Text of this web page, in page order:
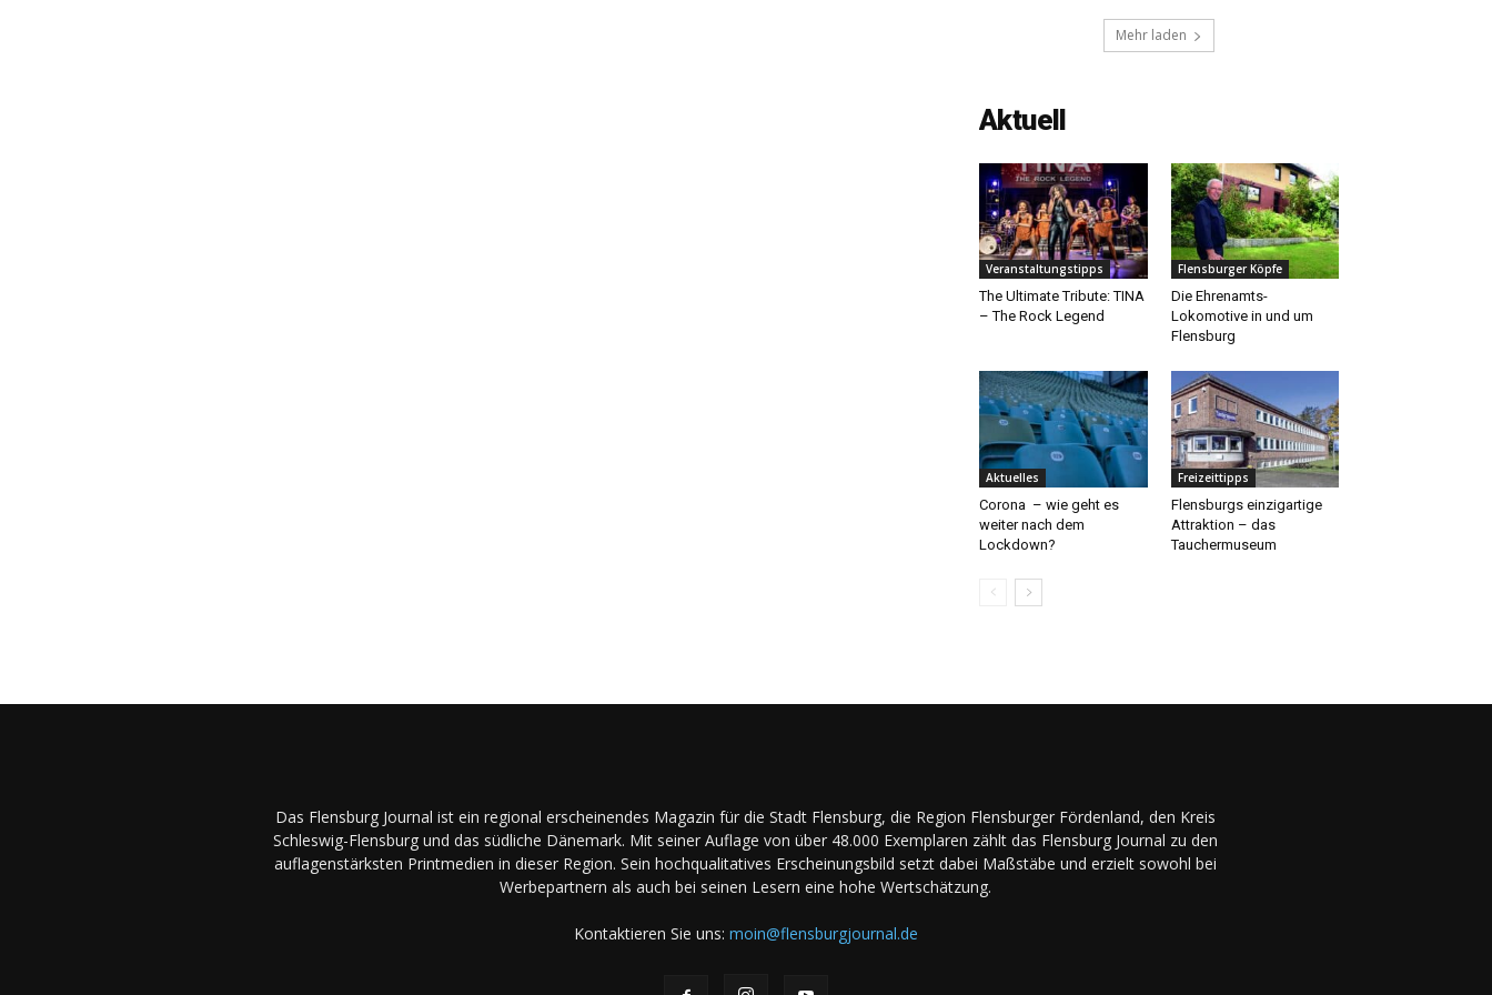
Mehr laden
Aktuell
Veranstaltungstipps
The Ultimate Tribute: TINA
– The Rock Legend
Flensburger Köpfe
Die Ehrenamts-
Lokomotive in und um
Flensburg
Aktuelles
Corona – wie geht es
weiter nach dem
Lockdown?
Freizeittipps
Flensburgs einzigartige
Attraktion – das
Tauchermuseum
Das Flensburg Journal ist ein regional erscheinendes Magazin für die Stadt Flensburg, die Region Flensburger Fördenland, den Kreis
Schleswig-Flensburg und das südliche Dänemark. Mit seiner Auflage von über 48.000 Exemplaren zählt das Flensburg Journal zu den
auflagenstärksten Printmedien in dieser Region. Sein hochqualitatives Erscheinungsbild setzt dabei Maßstäbe und erzielt sowohl bei
Werbepartnern als auch bei seinen Lesern eine hohe Wertschätzung.
Kontaktieren Sie uns: moin@flensburgjournal.de